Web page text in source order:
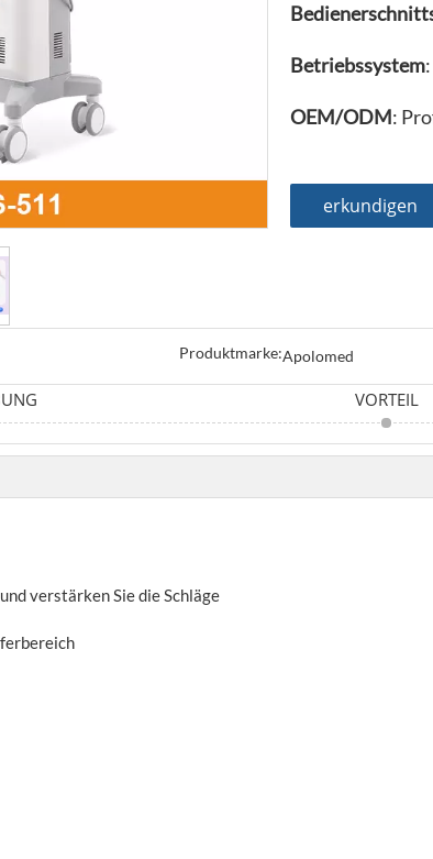
Betriebssystem
OEM/ODM:
erkundigen
Produktmarke:Apolomed
VORTEIL
verstärken Sie die Schläge